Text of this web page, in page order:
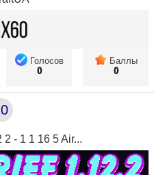
Голосов
0
Баллы
0
- 1 1 16 5 Air...